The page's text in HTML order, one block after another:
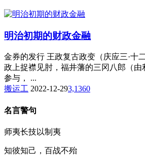
明治初期的财政金融
金券的发行 王政复古政变（庆应三·十
政上捉襟见肘，福井藩的三冈八郎（由
参与， ...
搬运工 2022-12-293,1360
名言警句
师夷长技以制夷
知彼知己，百战不殆